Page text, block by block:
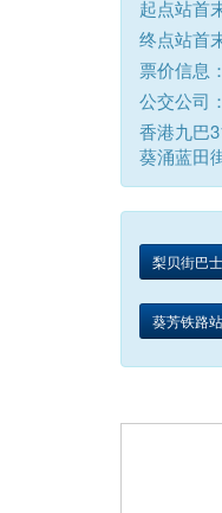
起点站首
终点站首
票价信息：
公交公司
香港九巴
葵涌蓝田
梨贝街巴
葵芳铁路